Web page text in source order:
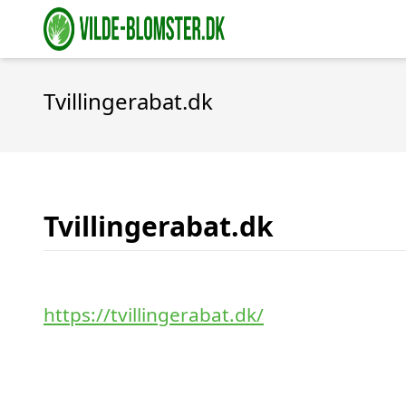
Tvillingerabat.dk
Tvillingerabat.dk
https://tvillingerabat.dk/